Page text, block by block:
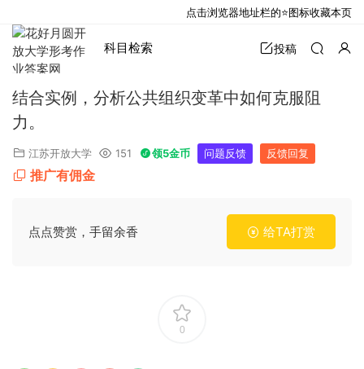
科目检索 投稿
结合实例，分析公共组织变革中如何克服阻
力。
江苏开放大学 151 领5金币 问题反馈 反馈回复
推广有佣金
点点赞赏，手留余香 给TA打赏
0
点击浏览器地址栏的⭐图标收藏本页